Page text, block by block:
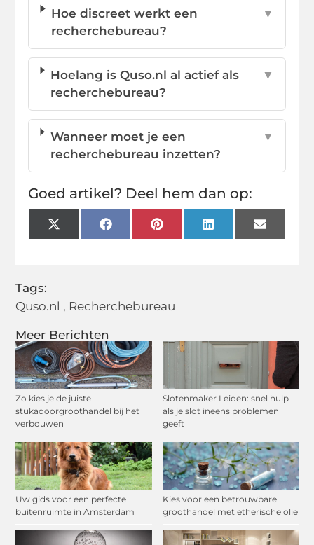
Meer Berichten
Zo kies je de juiste
stukadoorgroothandel bij het
verbouwen
Slotenmaker Leiden: snel hulp
als je slot ineens problemen
geeft
Uw gids voor een perfecte
buitenruimte in Amsterdam
Kies voor een betrouwbare
groothandel met etherische olie
Hoe discreet werkt een
recherchebureau?
▼
Hoelang is Quso.nl al actief als
recherchebureau?
▼
Wanneer moet je een
recherchebureau inzetten?
▼
Goed artikel? Deel hem dan op:
X
(Twitter)
FacebookPinterestLinkedInEmail
Tags:
Quso.nl , Recherchebureau